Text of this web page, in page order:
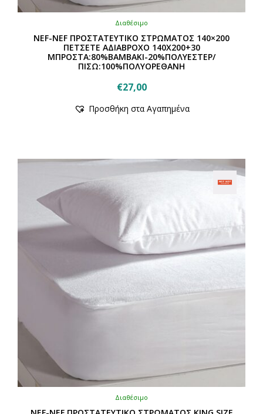
Διαθέσιμο
NEF-NEF ΠΡΟΣΤΑΤΕΥΤΙΚΟ ΣΤΡΩΜΑΤΟΣ 140×200
ΠΕΤΣΕΤΕ ΑΔΙΑΒΡΟΧΟ 140Χ200+30
ΜΠΡΟΣΤΑ:80%ΒΑΜΒΑΚΙ-20%ΠΟΛΥΕΣΤΕΡ/
ΠΙΣΩ:100%ΠΟΛΥΟΡΕΘΑΝΗ
€27,00
Προσθήκη στα Αγαπημένα
Διαθέσιμο